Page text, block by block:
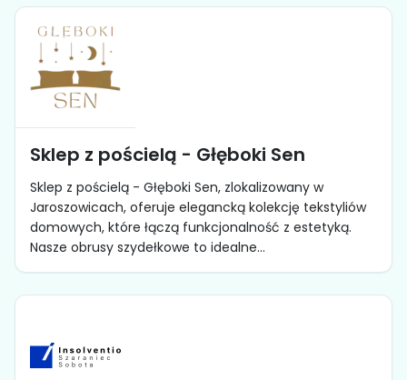
Sklep z pościelą - Głęboki Sen
Sklep z pościelą - Głęboki Sen, zlokalizowany w
Jaroszowicach, oferuje elegancką kolekcję tekstyliów
domowych, które łączą funkcjonalność z estetyką.
Nasze obrusy szydełkowe to idealne...